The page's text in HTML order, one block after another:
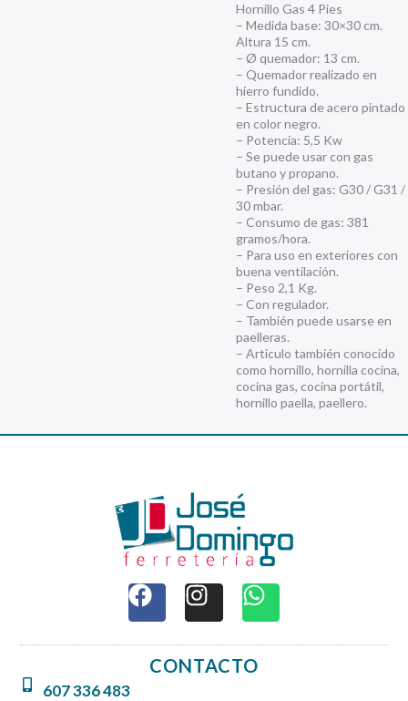
Hornillo Gas 4 Pies
– Medida base: 30×30 cm.
Altura 15 cm.
– Ø quemador: 13 cm.
– Quemador realizado en
hierro fundido.
– Estructura de acero pintado
en color negro.
– Potencia: 5,5 Kw
– Se puede usar con gas
butano y propano.
– Presión del gas: G30 / G31 /
30 mbar.
– Consumo de gas: 381
gramos/hora.
– Para uso en exteriores con
buena ventilación.
– Peso 2,1 Kg.
– Con regulador.
– También puede usarse en
paelleras.
– Articulo también conocido
como hornillo, hornilla cocina,
cocina gas, cocina portátil,
hornillo paella, paellero.
F
a
c
e
b
I
n
s
t
a
W
h
a
t
CONTACTO
607 336 483